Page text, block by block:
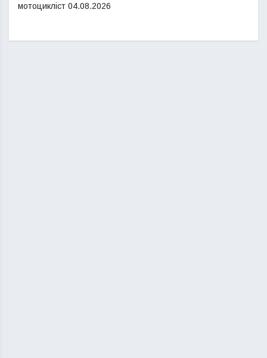
мотоцикліст 04.08.2026